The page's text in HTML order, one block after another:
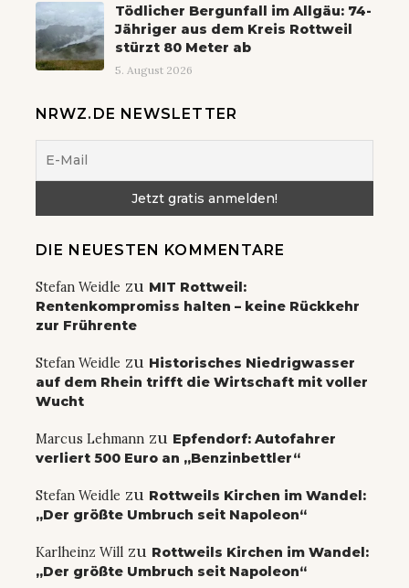
Tödlicher Bergunfall im Allgäu: 74-
Jähriger aus dem Kreis Rottweil
stürzt 80 Meter ab
5. August 2026
NRWZ.DE NEWSLETTER
DIE NEUESTEN KOMMENTARE
Stefan Weidle zu MIT Rottweil:
Rentenkompromiss halten – keine Rückkehr
zur Frührente
Stefan Weidle zu Historisches Niedrigwasser
auf dem Rhein trifft die Wirtschaft mit voller
Wucht
Marcus Lehmann zu Epfendorf: Autofahrer
verliert 500 Euro an „Benzinbettler“
Stefan Weidle zu Rottweils Kirchen im Wandel:
„Der größte Umbruch seit Napoleon“
Karlheinz Will zu Rottweils Kirchen im Wandel:
„Der größte Umbruch seit Napoleon“